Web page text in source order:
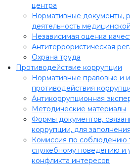
центра
Нормативные документы,
деятельность
Независимая оценка
Антитеррористическая
Охрана труда
Противодействие коррупции
Нормативные правовые и
противодействия
Антикоррупционная
Методические материалы
Формы документов,
коррупции, для заполнения
Комиссия по соблюдению
служебному поведению и
конфликта интересов